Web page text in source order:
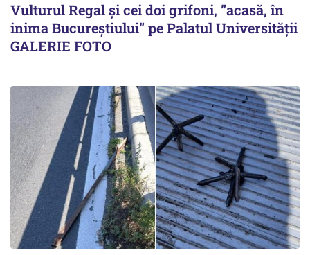
Vulturul Regal și cei doi grifoni, ”acasă, în
inima Bucureștiului” pe Palatul Universității
GALERIE FOTO